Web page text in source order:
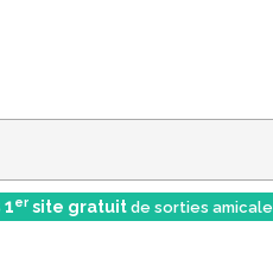
1er site gratuit de sorties